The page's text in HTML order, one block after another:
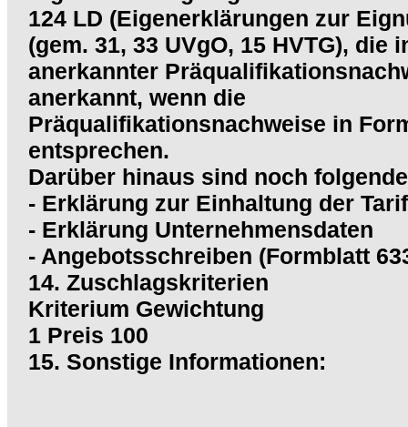
124 LD (Eigenerklärungen zur
(gem. 31, 33 UVgO, 15 HVTG), die
anerkannter
anerkannt, wenn die
Präqualifikationsnachweise in
entsprechen.
Darüber hinaus sind noch
- Erklärung zur Einhaltung der
- Erklärung Unternehmensdaten
- Angebotsschreiben (Formblatt
14. Zuschlagskriterien
Kriterium Gewichtung
1 Preis 100
15. Sonstige Informationen: